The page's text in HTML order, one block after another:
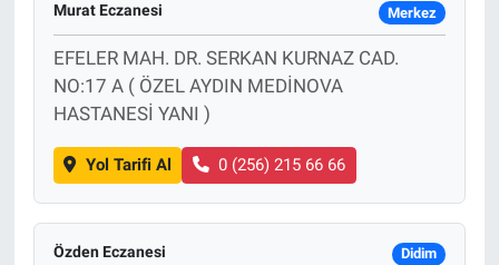
Murat Eczanesi Merkez
EFELER MAH. DR. SERKAN KURNAZ CAD.
NO:17 A ( ÖZEL AYDIN MEDİNOVA
HASTANESİ YANI )
Yol Tarifi Al 0 (256) 215 66 66
Özden Eczanesi Didim